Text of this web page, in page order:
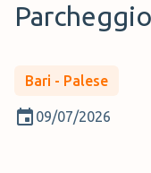
Bari - Palese
09/07/2026